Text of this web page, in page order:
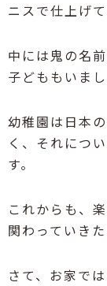
ニスで仕上げ
中には鬼の名
子どももいまし
幼稚園は日本
く、それにつ
す。
これからも、
関わっていきた
さて、お家で